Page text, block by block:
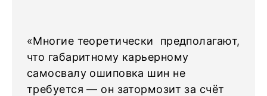
«Многие теоретически предполагают,
что габаритному карьерному
самосвалу ошиповка шин не
требуется — он затормозит за счёт